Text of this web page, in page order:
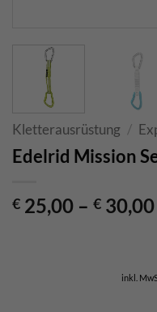
Kletterausrüstung /
Edelrid Mission
€ 25,00 – € 30,00
inkl.